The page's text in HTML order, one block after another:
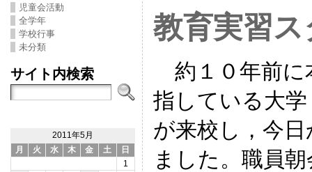
児童会活動
全学年
学校行事
未分類
サイト内検索
2011年5月
月
火 水 木 金 土 日
1
教育実習
約１０年前に
指している大
が来校し，今
ました。職員